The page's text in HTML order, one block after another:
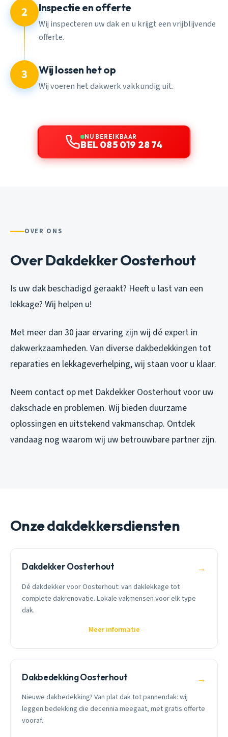
2 Inspectie en offerte
Wij inspecteren uw dak en u krijgt een vrijblijvende
offerte.
3 Wij lossen het op
Wij voeren het dakwerk vakkundig uit.
NU BEREIKBAAR
BEL 085 019 28 74
OVER ONS
Over Dakdekker Oosterhout
Is uw dak beschadigd geraakt? Heeft u last van een
lekkage? Wij helpen u!
Met meer dan 30 jaar ervaring zijn wij dé expert in
dakwerkzaamheden. Van diverse dakbedekkingen tot
reparaties en lekkageverhelping, wij staan voor u klaar.
Neem contact op met Dakdekker Oosterhout voor uw
dakschade en problemen. Wij bieden duurzame
oplossingen en uitstekend vakmanschap. Ontdek
vandaag nog waarom wij uw betrouwbare partner zijn.
Onze dakdekkersdiensten
Dakdekker Oosterhout →
Dé dakdekker voor Oosterhout: van daklekkage tot
complete dakrenovatie. Lokale vakmensen voor elk type
dak.
Meer informatie
Dakbedekking Oosterhout →
Nieuwe dakbedekking? Van plat dak tot pannendak: wij
leggen bedekking die decennia meegaat, met gratis offerte
vooraf.